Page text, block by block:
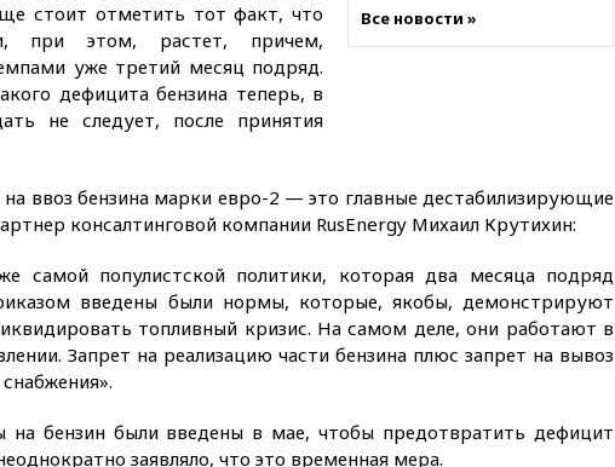
продлил контракт с «Реалом»
до 2032 года
гвардейскую десантно-
штурмовую дивизию
легендарной
доклад о ситуации на
добропольском направлении
вчера, 21:58 Генпрокуратура
признала нежелательным в
вчера, 21:35
«Аэрофлот»
Все новости »
стоит отметить тот факт, что
при этом, растет, причем,
уже третий месяц подряд.
дефицита бензина теперь, в
не следует, после принятия
ввоз бензина марки евро-2 — это главные дестабилизирующие
консалтинговой компании RusEnergy Михаил Крутихин:
самой популистской политики, которая два месяца подряд
введены были нормы, которые, якобы, демонстрируют
топливный кризис. На самом деле, они работают в
Запрет на реализацию части бензина плюс запрет на вывоз
на бензин были введены в мае, чтобы предотвратить дефицит
заявляло, что это временная мера.